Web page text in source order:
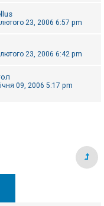
23, 2006 6:57 pm
23, 2006 6:42 pm
09, 2006 5:17 pm